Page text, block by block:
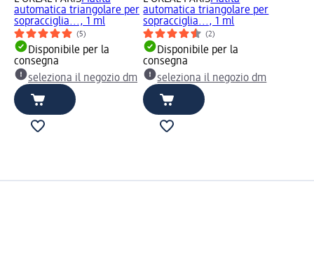
automatica triangolare per
sopracciglia..., 1 ml
(5)
Disponibile per la
consegna
seleziona il negozio dm
automatica triangolare per
sopracciglia..., 1 ml
(2)
Disponibile per la
consegna
seleziona il negozio dm